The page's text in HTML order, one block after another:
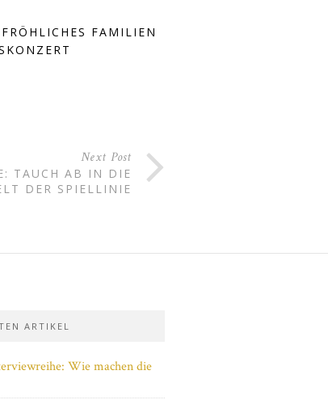
FAMILIEN
Next Post
TAUCH AB IN DIE
DER SPIELLINIE
ARTIKEL
Wie machen die